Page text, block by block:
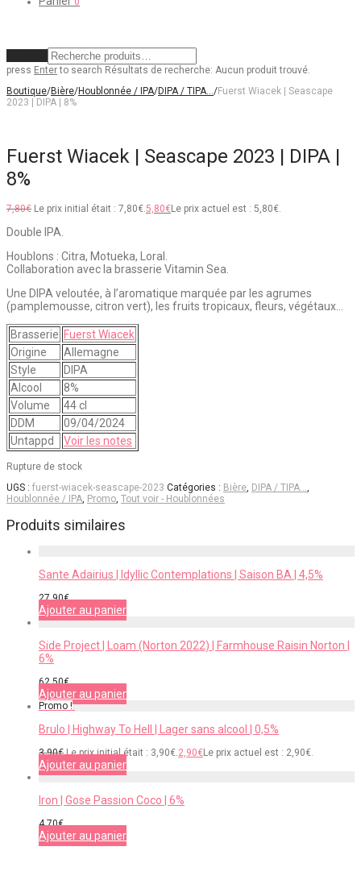
press Enterto search Résultats de recherche: Aucun produit trouvé.
Boutique/Bière/Houblonnée / IPA/DIPA / TIPA…/Fuerst Wiacek | Seascape
2023 | DIPA | 8%
Fuerst Wiacek | Seascape 2023 | DIPA |
8%
7,80€ Le prix initial était : 7,80€.5,80€Le prix actuel est : 5,80€.
Double IPA.
Houblons : Citra, Motueka, Loral.
Collaboration avec la brasserie Vitamin Sea.
Une DIPA veloutée, à l’aromatique marquée par les agrumes
(pamplemousse, citron vert), les fruits tropicaux, fleurs, végétaux…
Brasserie Fuerst Wiacek
Origine
Allemagne
Style
DIPA
Alcool
8%
Volume
44 cl
DDM
09/04/2024
Untappd
Voir les notes
Rupture de stock
UGS : fuerst-wiacek-seascape-2023 Catégories : Bière, DIPA / TIPA…,
Houblonnée / IPA, Promo, Tout voir - Houblonnées
Produits similaires
Sante Adairius | Idyllic Contemplations | Saison BA | 4,5%
27,90€
Ajouter au panier
Side Project | Loam (Norton 2022) | Farmhouse Raisin Norton |
6%
62,50€
Ajouter au panier
Promo !
Brulo | Highway To Hell | Lager sans alcool | 0,5%
3,90€ Le prix initial était : 3,90€.2,90€Le prix actuel est : 2,90€.
Ajouter au panier
Iron | Gose Passion Coco | 6%
4,70€
Ajouter au panier